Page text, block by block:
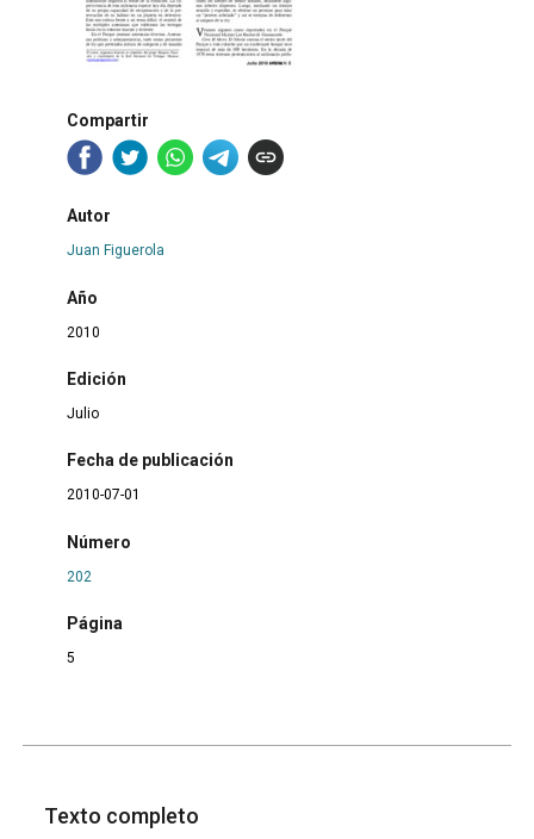
Compartir
Autor
Juan Figuerola
Año
2010
Edición
Julio
Fecha de publicación
2010-07-01
Número
202
Página
5
Texto completo